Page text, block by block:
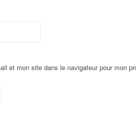
et mon site dans le navigateur pour mon